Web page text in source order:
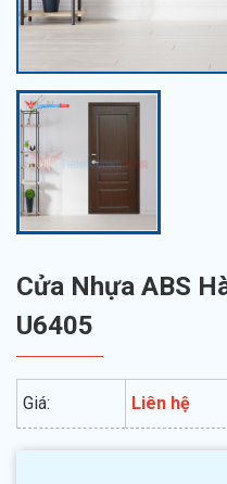
Cửa Nhựa ABS
U6405
Giá: Liên hệ